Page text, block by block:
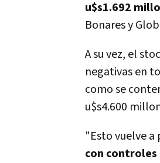
u$s1.692
Bonares y
A su vez, el
negativas en
como se
u$s4.600
"Esto vuelve a
con controles